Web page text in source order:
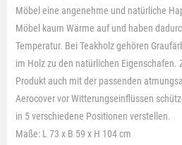
Möbel eine angenehme und natürliche
Möbel kaum Wärme auf und haben
Temperatur. Bei Teakholz gehören
im Holz zu den natürlichen Eigenschafen.
Produkt auch mit der passenden
Aerocover vor Witterungseinflüssen
in 5 verschiedene Positionen verstellen.
Maße: L 73 x B 59 x H 104 cm